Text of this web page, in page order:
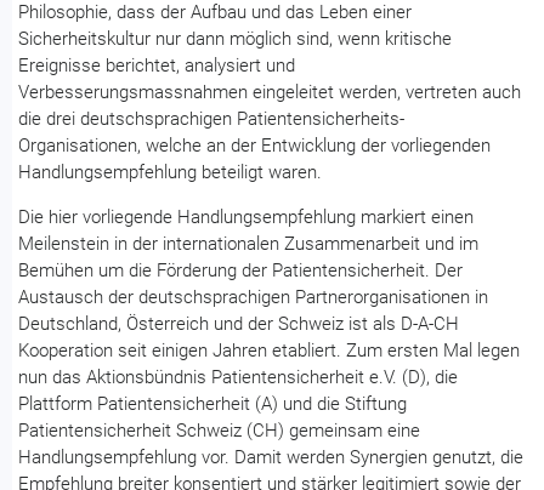
Philosophie, dass der Aufbau und das Leben einer
Sicherheitskultur nur dann möglich sind, wenn kritische
Ereignisse berichtet, analysiert und
Verbesserungsmassnahmen eingeleitet werden, vertreten auch
die drei deutschsprachigen Patientensicherheits-
Organisationen, welche an der Entwicklung der vorliegenden
Handlungsempfehlung beteiligt waren.
Die hier vorliegende Handlungsempfehlung markiert einen
Meilenstein in der internationalen Zusammenarbeit und im
Bemühen um die Förderung der Patientensicherheit. Der
Austausch der deutschsprachigen Partnerorganisationen in
Deutschland, Österreich und der Schweiz ist als D-A-CH
Kooperation seit einigen Jahren etabliert. Zum ersten Mal legen
nun das Aktionsbündnis Patientensicherheit e.V. (D), die
Plattform Patientensicherheit (A) und die Stiftung
Patientensicherheit Schweiz (CH) gemeinsam eine
Handlungsempfehlung vor. Damit werden Synergien genutzt, die
Empfehlung breiter konsentiert und stärker legitimiert sowie der